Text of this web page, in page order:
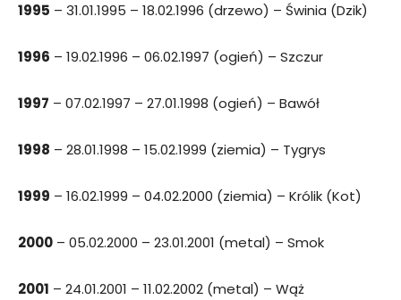
1995 – 31.01.1995 – 18.02.1996 (drzewo) – Świnia (Dzik)
1996 – 19.02.1996 – 06.02.1997 (ogień) – Szczur
1997 – 07.02.1997 – 27.01.1998 (ogień) – Bawół
1998 – 28.01.1998 – 15.02.1999 (ziemia) – Tygrys
1999 – 16.02.1999 – 04.02.2000 (ziemia) – Królik (Kot)
2000 – 05.02.2000 – 23.01.2001 (metal) – Smok
2001 – 24.01.2001 – 11.02.2002 (metal) – Wąż